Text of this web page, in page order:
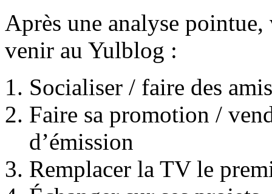
Après une analyse
venir au Yulblog :
Socialiser / faire des amis
Faire sa promotion /
d’émission
Remplacer la TV le